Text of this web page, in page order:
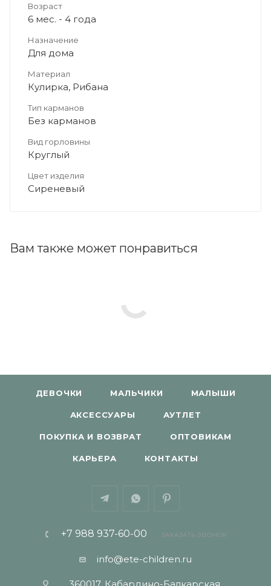
Возраст
6 мес. - 4 года
Назначение
Для дома
Материал
Кулирка, Рибана
Тип карманов
Без карманов
Вид горловины
Круглый
Цвет изделия
Сиреневый
Вам также может понравиться
ДЕВОЧКИ МАЛЬЧИКИ МАЛЫШИ
АКСЕССУАРЫ АУТЛЕТ
ПОКУПКА И ВОЗВРАТ ОПТОВИКАМ
КАРЬЕРА КОНТАКТЫ
+7 988 937-60-00 ЗАКАЗАТЬ ЗВОНОК
info@ete-children.ru